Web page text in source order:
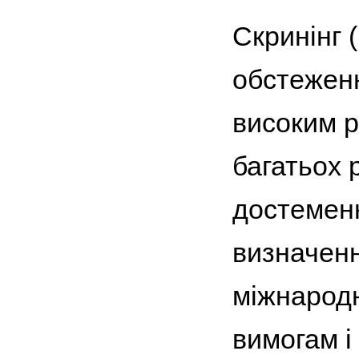
Скринінг
високим
багатьох
вимогам